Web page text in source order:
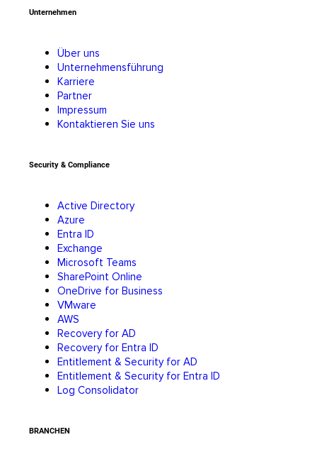
Unternehmen
Über uns
Unternehmensführung
Karriere
Partner
Impressum
Kontaktieren Sie uns
Security & Compliance
Active Directory
Azure
Entra ID
Exchange
Microsoft Teams
SharePoint Online
OneDrive for Business
VMware
AWS
Recovery for AD
Recovery for Entra ID
Entitlement & Security for AD
Entitlement & Security for Entra ID
Log Consolidator
BRANCHEN